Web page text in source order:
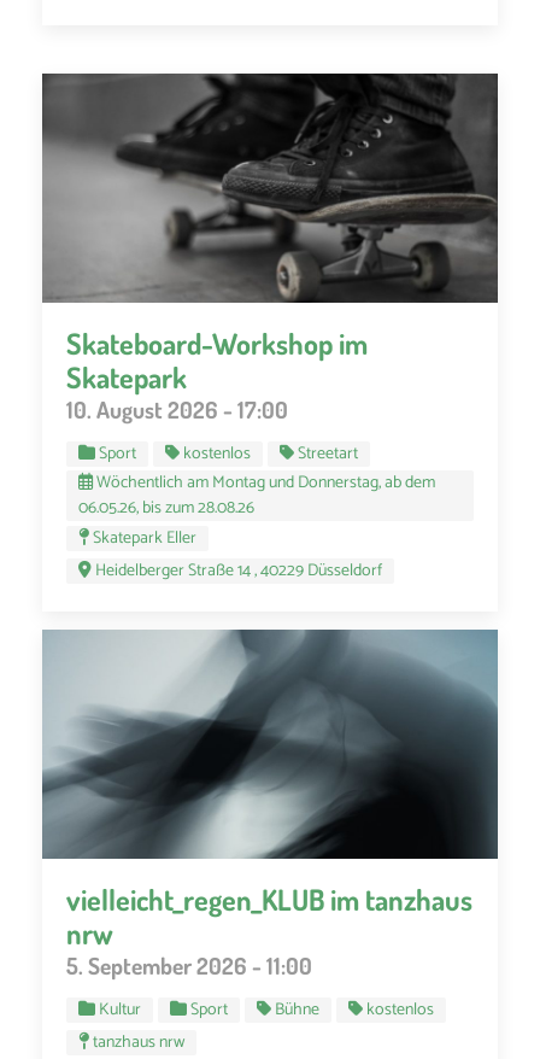
Skateboard-Workshop im
Skatepark
10. August 2026 - 17:00
Sport kostenlos
Streetart
Wöchentlich am Montag und Donnerstag, ab dem
06.05.26, bis zum 28.08.26
Skatepark Eller
Heidelberger Straße 14 , 40229 Düsseldorf
vielleicht_regen_KLUB im tanzhaus
nrw
5. September 2026 - 11:00
Kultur Sport Bühne
kostenlos
tanzhaus nrw